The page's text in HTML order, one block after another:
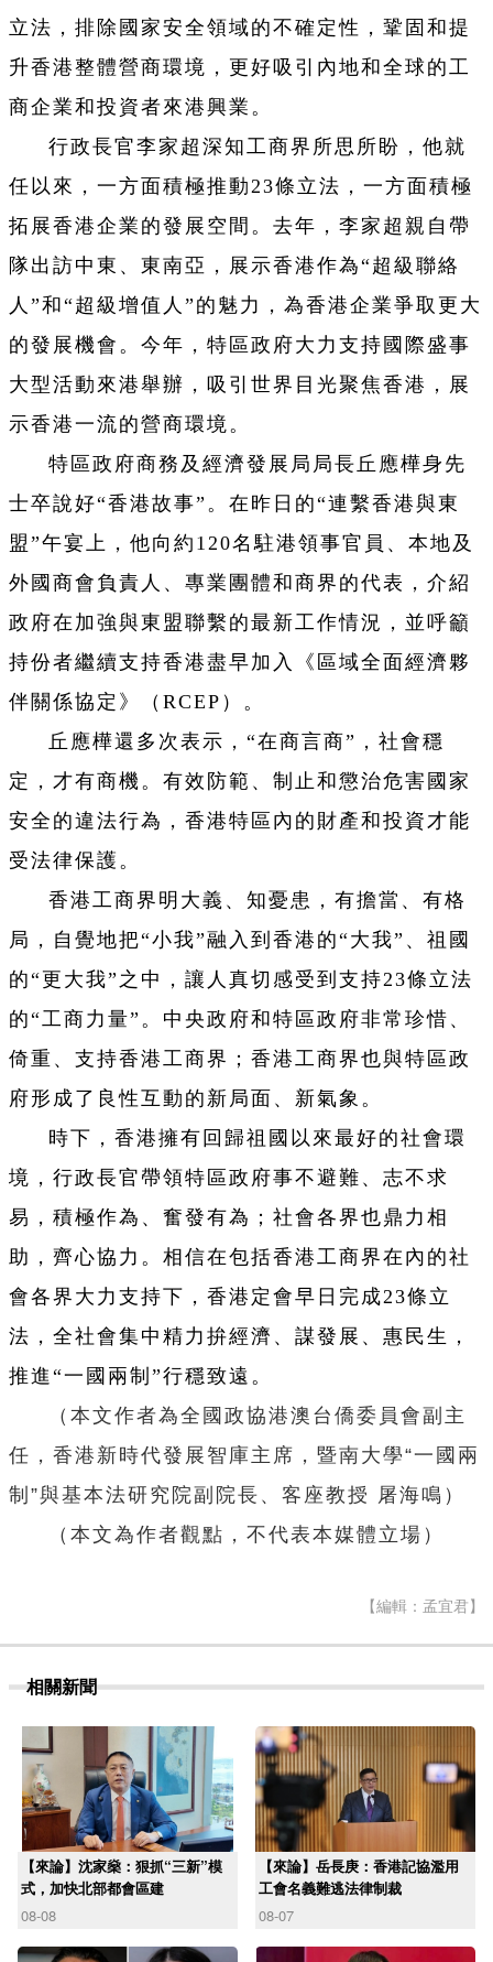
立法，排除國家安全領域的不確定性，鞏固和提
升香港整體營商環境，更好吸引內地和全球的工
商企業和投資者來港興業。
行政長官李家超深知工商界所思所盼，他就
任以來，一方面積極推動23條立法，一方面積極
拓展香港企業的發展空間。去年，李家超親自帶
隊出訪中東、東南亞，展示香港作為“超級聯絡
人”和“超級增值人”的魅力，為香港企業爭取更大
的發展機會。今年，特區政府大力支持國際盛事
大型活動來港舉辦，吸引世界目光聚焦香港，展
示香港一流的營商環境。
特區政府商務及經濟發展局局長丘應樺身先
士卒說好“香港故事”。在昨日的“連繫香港與東
盟”午宴上，他向約120名駐港領事官員、本地及
外國商會負責人、專業團體和商界的代表，介紹
政府在加強與東盟聯繫的最新工作情況，並呼籲
持份者繼續支持香港盡早加入《區域全面經濟夥
伴關係協定》（RCEP）。
丘應樺還多次表示，“在商言商”，社會穩
定，才有商機。有效防範、制止和懲治危害國家
安全的違法行為，香港特區內的財產和投資才能
受法律保護。
香港工商界明大義、知憂患，有擔當、有格
局，自覺地把“小我”融入到香港的“大我”、祖國
的“更大我”之中，讓人真切感受到支持23條立法
的“工商力量”。中央政府和特區政府非常珍惜、
倚重、支持香港工商界；香港工商界也與特區政
府形成了良性互動的新局面、新氣象。
時下，香港擁有回歸祖國以來最好的社會環
境，行政長官帶領特區政府事不避難、志不求
易，積極作為、奮發有為；社會各界也鼎力相
助，齊心協力。相信在包括香港工商界在內的社
會各界大力支持下，香港定會早日完成23條立
法，全社會集中精力拚經濟、謀發展、惠民生，
推進“一國兩制”行穩致遠。
（本文作者為全國政協港澳台僑委員會副主
任，香港新時代發展智庫主席，暨南大學“一國兩
制”與基本法研究院副院長、客座教授 屠海鳴）
（本文為作者觀點，不代表本媒體立場）
【編輯：孟宜君】
相關新聞
【來論】沈家燊：狠抓“三新”模
式，加快北部都會區建
08-08
【來論】岳長庚：香港記協濫用
工會名義難逃法律制裁
08-07